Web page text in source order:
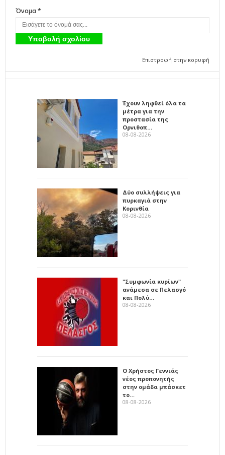
Όνομα *
Επιστροφή στην κορυφή
Έχουν ληφθεί όλα τα
μέτρα για την
προστασία της
Ορνιθοπ…
08-08-2026
Δύο συλλήψεις για
πυρκαγιά στην
Κορινθία
08-08-2026
"Συμφωνία κυρίων"
ανάμεσα σε Πελασγό
και Πολύ…
08-08-2026
Ο Χρήστος Γεννιάς
νέος προπονητής
στην ομάδα μπάσκετ
το…
08-08-2026